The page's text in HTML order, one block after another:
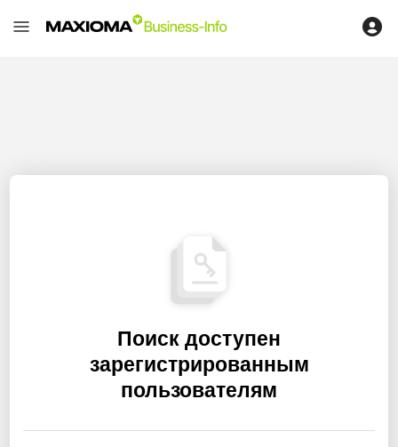
Поиск доступен
зарегистрированным
пользователям